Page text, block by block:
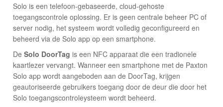
Solo is een telefoon-gebaseerde, cloud-gehoste
toegangscontrole oplossing. Er is geen centrale beheer PC of
server nodig, het systeem wordt volledig geconfigureerd en
beheerd via de Solo app op een smartphone.
De Solo DoorTag is een NFC apparaat die een tradionele
kaartlezer vervangt. Wanneer een smartphone met de Paxton
Solo app wordt aangeboden aan de DoorTag, krijgen
geautoriseerde gebruikers toegang door de deur die door het
Solo toegangscontroleysteem wordt beheerd.